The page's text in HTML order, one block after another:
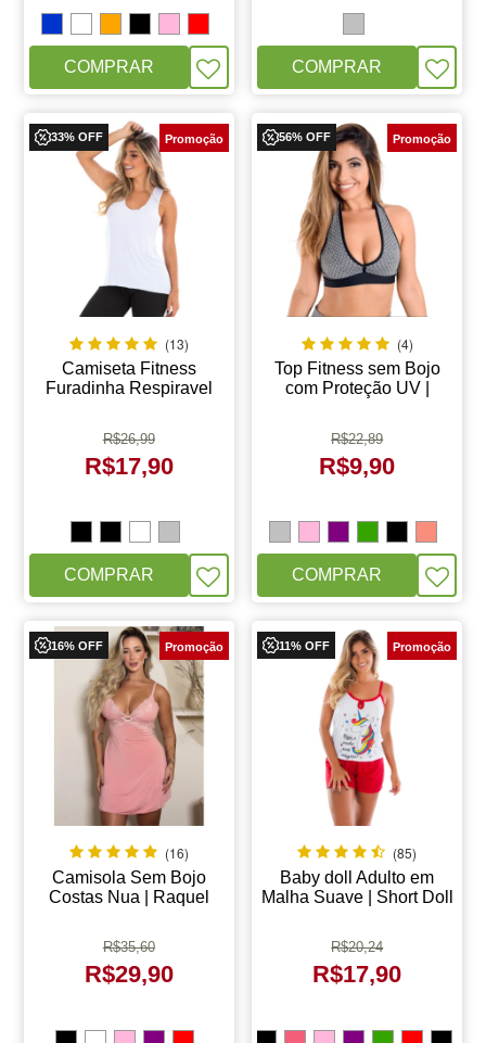
COMPRAR COMPRAR
33% OFF
(13)
Camiseta Fitness
Furadinha Respiravel
R$26,99
R$17,90
COMPRAR
56% OFF
(4)
Top Fitness sem Bojo
com Proteção UV |
R$22,89
R$9,90
COMPRAR
16% OFF
(16)
Camisola Sem Bojo
Costas Nua | Raquel
R$35,60
R$29,90
11% OFF
(85)
Baby doll Adulto em
Malha Suave | Short Doll
R$20,24
R$17,90